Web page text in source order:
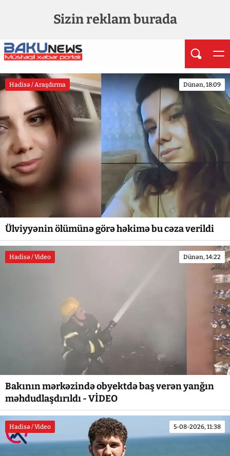
Sizin reklam burada
Hadisə / Araşdırma Dünən, 18:09
Ülviyyənin ölümünə görə həkimə bu cəza verildi
Hadisə / Video Dünən, 14:22
Bakının mərkəzində obyektdə baş verən yanğın
məhdudlaşdırıldı - VİDEO
Hadisə / Video 5-08-2026, 11:38